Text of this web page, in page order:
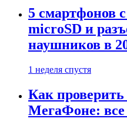
5 смартфонов
microSD и
наушников в
1 неделя спустя
Как проверить
МегаФоне: все